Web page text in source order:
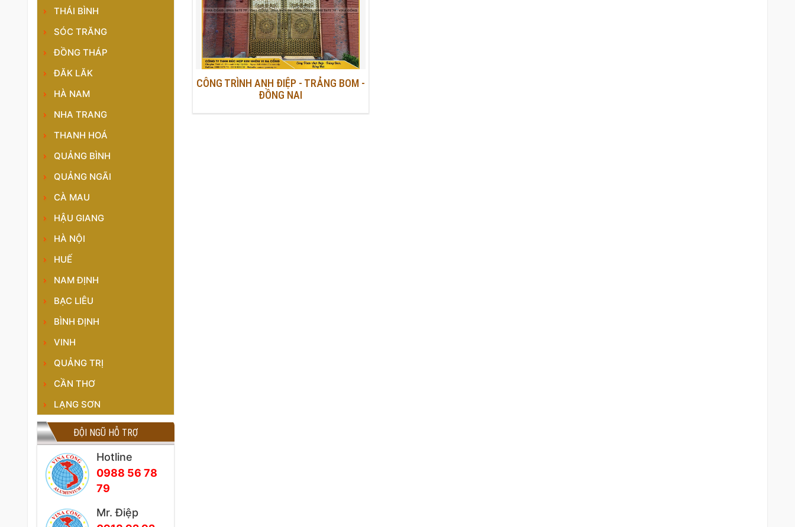
CÔNG TRÌNH ANH ĐIỆP - TRẢNG BOM -
ĐỒNG NAI
THÁI BÌNH
SÓC TRĂNG
ĐỒNG THÁP
ĐĂK LĂK
HÀ NAM
NHA TRANG
THANH HOÁ
QUẢNG BÌNH
QUẢNG NGÃI
CÀ MAU
HẬU GIANG
HÀ NỘI
HUẾ
NAM ĐỊNH
BẠC LIÊU
BÌNH ĐỊNH
VINH
QUẢNG TRỊ
CẦN THƠ
LẠNG SƠN
ĐỘI NGŨ HỖ TRỢ
Hotline
0988 56 78
79
Mr. Điệp